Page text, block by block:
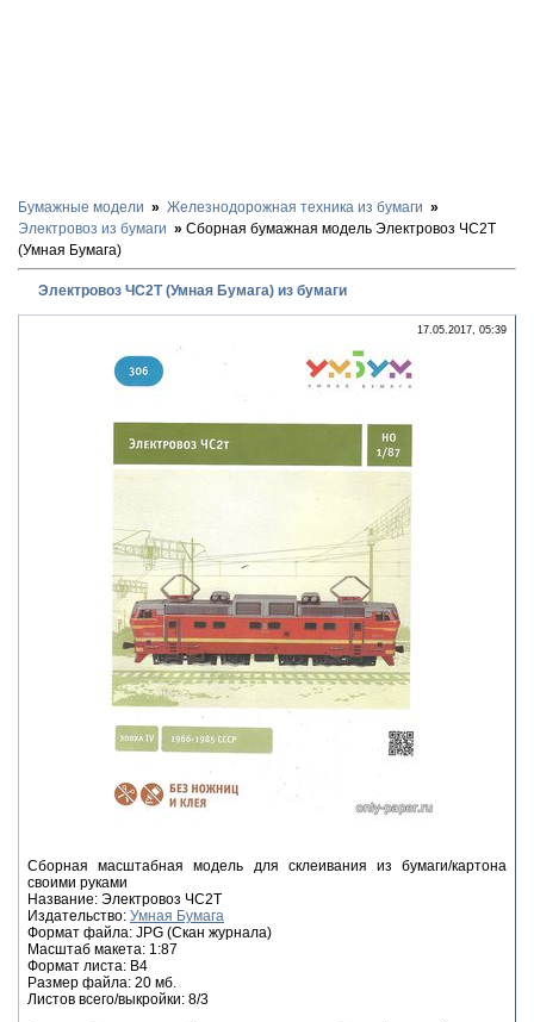
Бумажные модели
Железнодорожная техника из бумаги
Электровоз из бумаги
Сборная бумажная модель Электровоз ЧС2Т
(Умная Бумага)
Электровоз ЧС2Т (Умная Бумага) из бумаги
17.05.2017, 05:39
Сборная масштабная модель для склеивания из бумаги/картона
своими руками
Название: Электровоз ЧС2Т
Издательство: Умная Бумага
Формат файла: JPG (Скан журнала)
Масштаб макета: 1:87
Формат листа: В4
Размер файла: 20 мб.
Листов всего/выкройки: 8/3